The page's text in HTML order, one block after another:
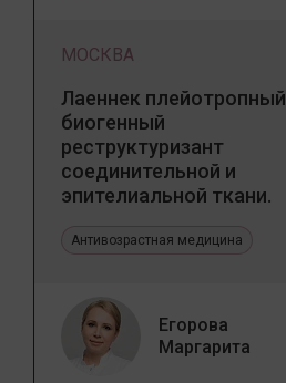
МОСКВА
Лаеннек плейотропный
биогенный
реструктуризант
соединительной и
эпителиальной ткани.
эстетической медицине
Антивозрастная медицина
Егорова
Маргарита